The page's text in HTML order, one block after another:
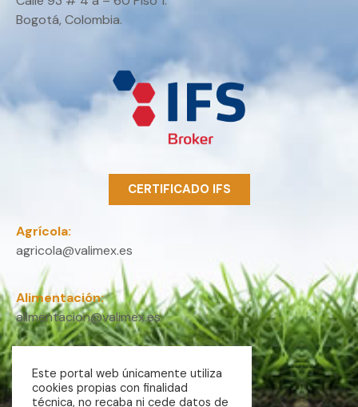
Bogotá, Colombia.
CERTIFICADO IFS
Agrícola:
agricola@valimex.es
Alimentación:
alimentacion@valimex.es
internacional@valimex.es
Este portal web únicamente utiliza
cookies propias con finalidad
técnica, no recaba ni cede datos de